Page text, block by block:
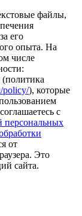
файлы,
его
опыта. На
числе
policy/), которые
с
персональных
от
Это
сайта.